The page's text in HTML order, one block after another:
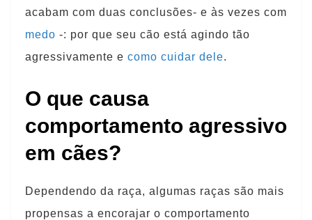
acabam com duas conclusões- e às vezes com
medo -: por que seu cão está agindo tão
agressivamente e como cuidar dele.
O que causa
comportamento agressivo
em cães?
Dependendo da raça, algumas raças são mais
propensas a encorajar o comportamento